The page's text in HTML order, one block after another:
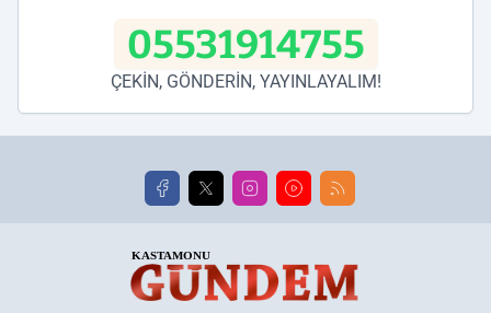
05531914755
ÇEKİN, GÖNDERİN, YAYINLAYALIM!